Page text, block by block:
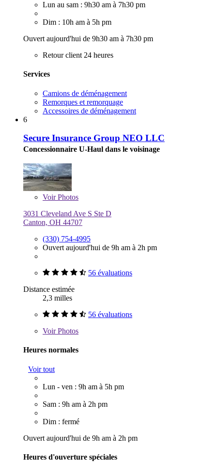
Lun au sam : 9h30 am à 7h30 pm
Dim : 10h am à 5h pm
Ouvert aujourd'hui de 9h30 am à 7h30 pm
Retour client 24 heures
Services
Camions de déménagement
Remorques et remorquage
Accessoires de déménagement
6
Secure Insurance Group NEO LLC
Concessionnaire U-Haul dans le voisinage
VoirPhotos
3031 Cleveland Ave S Ste D
Canton, OH 44707
(330) 754-4995
Ouvert aujourd'hui de 9h am à 2h pm
56 évaluations
Distance estimée
2,3 milles
56 évaluations
VoirPhotos
Heures normales
Voir tout
Lun - ven : 9h am à 5h pm
Sam : 9h am à 2h pm
Dim : fermé
Ouvert aujourd'hui de 9h am à 2h pm
Heures d'ouverture spéciales